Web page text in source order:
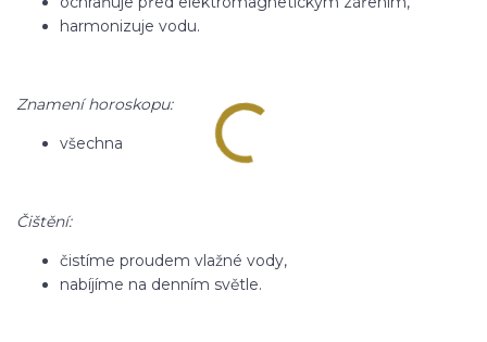
harmonizuje vodu.
Znamení horoskopu:
všechna
Čištění:
čistíme proudem vlažné vody,
nabíjíme na denním světle.